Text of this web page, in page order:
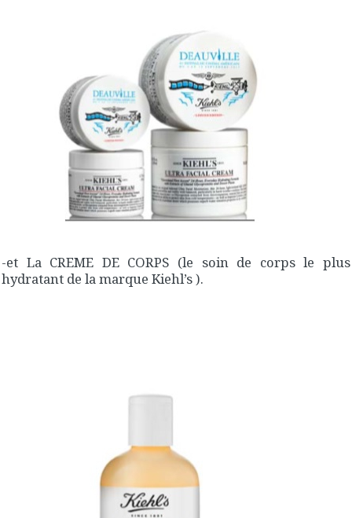
-et La CREME DE CORPS (le soin de corps le plus
hydratant de la marque Kiehl’s ).